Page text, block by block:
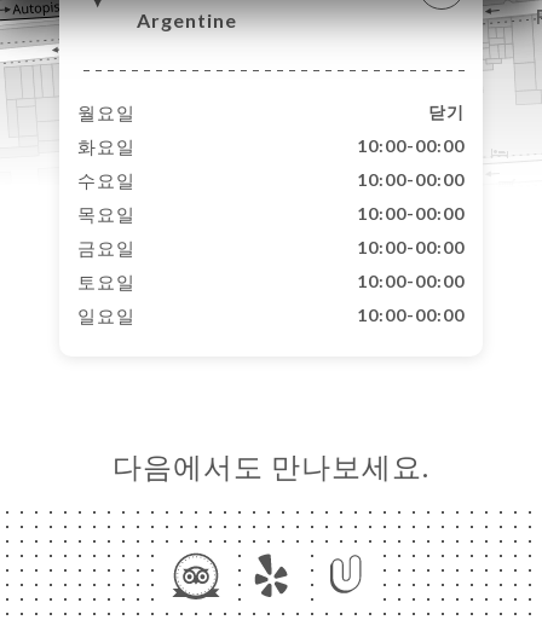
Argentine
월요일 닫기
화요일 10:00-00:00
수요일 10:00-00:00
목요일 10:00-00:00
금요일 10:00-00:00
토요일 10:00-00:00
일요일 10:00-00:00
다음에서도 만나보세요.